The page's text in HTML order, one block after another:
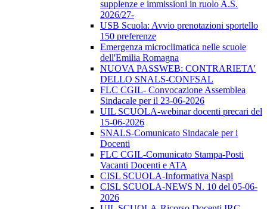
supplenze e immissioni in ruolo A.S.
2026/27-
USB Scuola: Avvio prenotazioni sportello
150 preferenze
Emergenza microclimatica nelle scuole
dell'Emilia Romagna
NUOVA PASSWEB: CONTRARIETA'
DELLO SNALS-CONFSAL
FLC CGIL- Convocazione Assemblea
Sindacale per il 23-06-2026
UIL SCUOLA-webinar docenti precari del
15-06-2026
SNALS-Comunicato Sindacale per i
Docenti
FLC CGIL-Comunicato Stampa-Posti
Vacanti Docenti e ATA
CISL SCUOLA-Informativa Naspi
CISL SCUOLA-NEWS N. 10 del 05-06-
2026